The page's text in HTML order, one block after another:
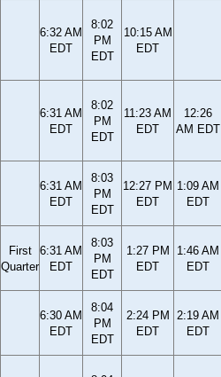
6:32 AM
EDT
8:02
PM
EDT
10:15 AM
EDT
6:31 AM
EDT
8:02
PM
EDT
11:23 AM
EDT
12:26
AM EDT
6:31 AM
EDT
8:03
PM
EDT
12:27 PM
EDT
1:09 AM
EDT
First
Quarter
6:31 AM
EDT
8:03
PM
EDT
1:27 PM
EDT
1:46 AM
EDT
6:30 AM
EDT
8:04
PM
EDT
2:24 PM
EDT
2:19 AM
EDT